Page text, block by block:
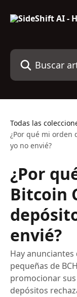
Buscar artículos...
Todas las
¿Por qué mi orden
yo no envié?
¿Por
Bitcoin
envié?
Hay
pequeñas de
promocionar
depósitos